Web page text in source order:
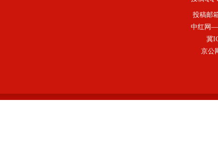
投稿邮
中红网—
冀
京公